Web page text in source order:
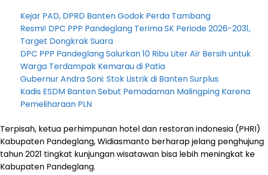
Kejar PAD, DPRD Banten Godok Perda Tambang
Resmi! DPC PPP Pandeglang Terima SK Periode 2026-2031,
Target Dongkrak Suara
DPC PPP Pandeglang Salurkan 10 Ribu Liter Air Bersih untuk
Warga Terdampak Kemarau di Patia
Gubernur Andra Soni: Stok Listrik di Banten Surplus
Kadis ESDM Banten Sebut Pemadaman Malingping Karena
Pemeliharaan PLN
Terpisah, ketua perhimpunan hotel dan restoran indonesia (PHRI)
Kabupaten Pandeglang, Widiasmanto berharap jelang penghujung
tahun 2021 tingkat kunjungan wisatawan bisa lebih meningkat ke
Kabupaten Pandeglang.